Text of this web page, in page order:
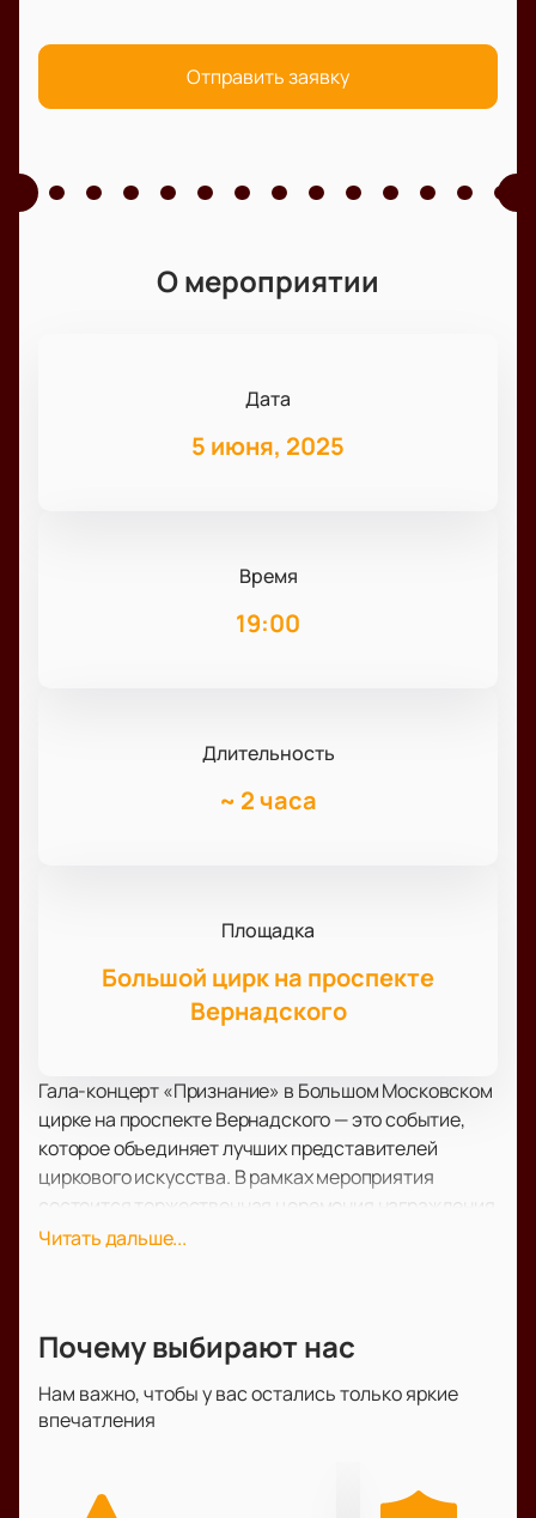
Отправить заявку
О мероприятии
Дата
5 июня, 2025
Время
19:00
Длительность
~ 2 часа
Площадка
Большой цирк на проспекте
Вернадского
Гала-концерт «Признание» в Большом Московском
цирке на проспекте Вернадского — это событие,
которое объединяет лучших представителей
циркового искусства. В рамках мероприятия
состоится торжественная церемония награждения
лауреатов Международной профессиональной
культуры для чествования победителей по итогам
Большой Московский цирк — это уникальное место,
известное своей богатой историей и
проспекте Вернадского, он предоставляет
Читать дальше...
Почему выбирают нас
Нам важно, чтобы у вас остались только яркие
впечатления